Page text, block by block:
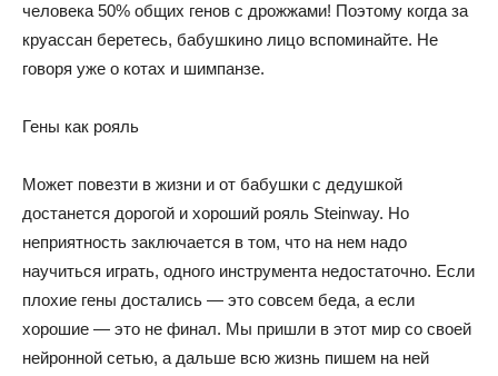
человека 50% общих генов с дрожжами! Поэтому когда за
круассан беретесь, бабушкино лицо вспоминайте. Не
говоря уже о котах и шимпанзе.
Гены как рояль
Может повезти в жизни и от бабушки с дедушкой
достанется дорогой и хороший рояль Steinway. Но
неприятность заключается в том, что на нем надо
научиться играть, одного инструмента недостаточно. Если
плохие гены достались — это совсем беда, а если
хорошие — это не финал. Мы пришли в этот мир со своей
нейронной сетью, а дальше всю жизнь пишем на ней